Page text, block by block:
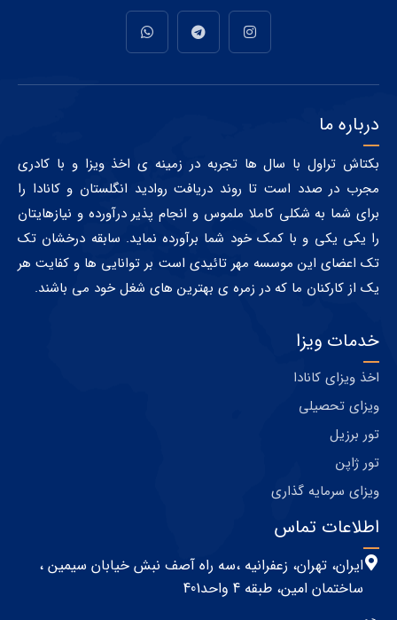
درباره ما
بکتاش تراول با سال ها تجربه در زمینه ی اخذ ویزا و با کادری
مجرب در صدد است تا روند دریافت روادید انگلستان و کانادا را
برای شما به شکلی کاملا ملموس و انجام پذیر درآورده و نیازهایتان
را یکی یکی و با کمک خود شما برآورده نماید. سابقه درخشان تک
تک اعضای این موسسه مهر تائیدی است بر توانایی ها و کفایت هر
یک از کارکنان ما که در زمره ی بهترین های شغل خود می باشند.
خدمات ویزا
اخذ ویزای کانادا
ویزای تحصیلی
تور برزیل
تور ژاپن
ویزای سرمایه گذاری
اطلاعات تماس
ایران، تهران، زعفرانیه ،سه راه آصف نبش خیابان سیمین ،
ساختمان امین، طبقه 4 واحد401